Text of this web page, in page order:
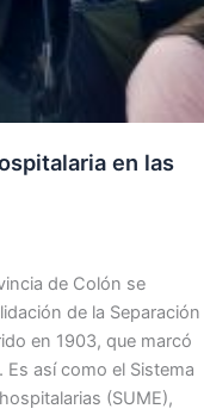
en las
de Colón se
de la Separación
en 1903, que marcó
así como el Sistema
(SUME),